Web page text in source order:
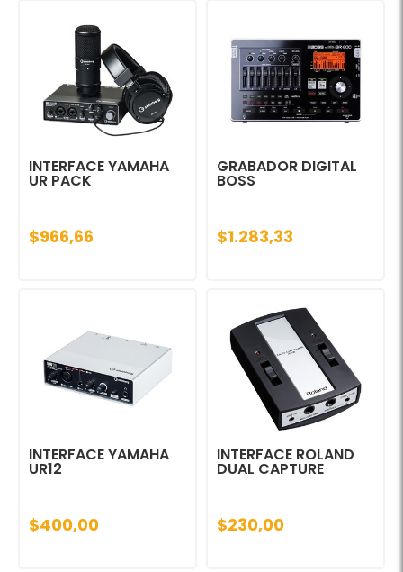
INTERFACE YAMAHA
UR PACK
$966,66
GRABADOR DIGITAL
BOSS
$1.283,33
INTERFACE YAMAHA
UR12
$400,00
INTERFACE ROLAND
DUAL CAPTURE
$230,00